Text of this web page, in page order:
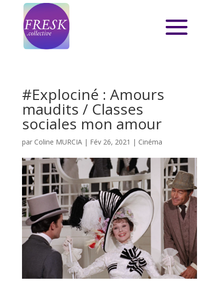
#Explociné : Amours
maudits / Classes
sociales mon amour
par Coline MURCIA| Fév 26, 2021 | Cinéma